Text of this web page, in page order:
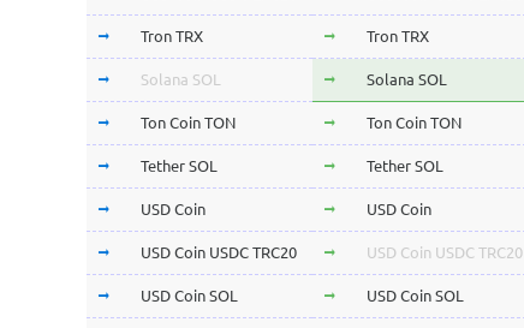
Tron TRX Tron TRX
Solana SOL Solana SOL
Ton Coin TON Ton Coin TON
Tether SOL Tether SOL
USD Coin USD Coin
USD Coin USDC TRC20 USD Coin USDC TRC20
USD Coin SOL USD Coin SOL